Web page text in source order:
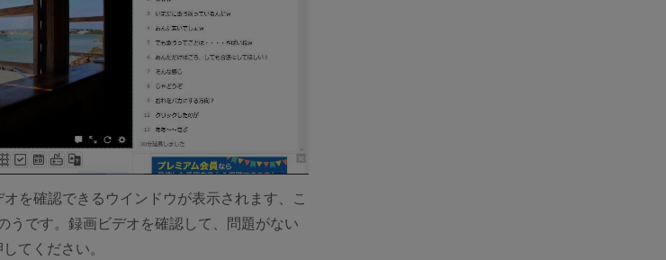
を確認できるウインドウが表示されます、こ
うです。録画ビデオを確認して、問題がない
てください。